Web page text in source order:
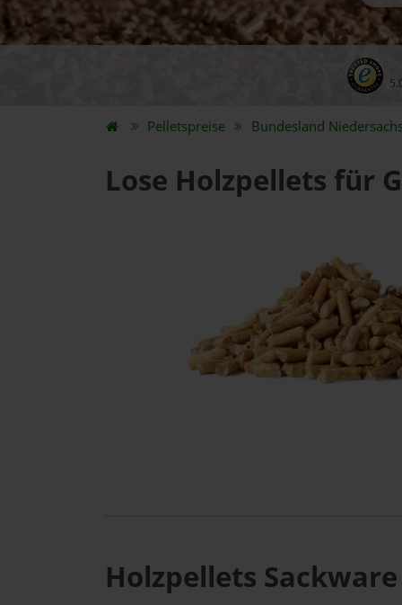
Pelletspreise Bundesland
Lose Holzpellets für
Holzpellets